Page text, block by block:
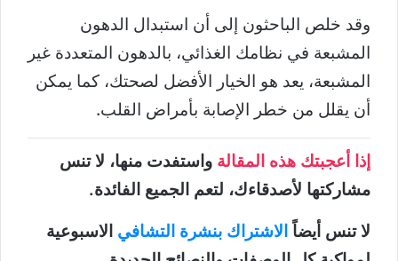
وقد خلص الباحثون إلى أن استبدال الدهون
المشبعة في نظامك الغذائي، بالدهون المتعددة غير
المشبعة، يعد هو الخيار الأفضل لصحتك، كما يمكن
أن يقلل من خطر الإصابة بأمراض القلب.
إذا أعجبتك هذه المقالة واستفدت منها، لا تنس
مشاركتها لأصدقاءك، لتعم الجميع الفائدة.
لا تنس أيضاً الاشتراك بنشرة التشافي الاسبوعية